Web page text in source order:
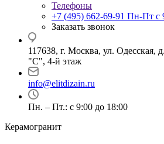
Телефоны
+7 (495) 662-69-91 Пн-Пт c
Заказать звонок
117638, г. Москва, ул.
"С", 4-й этаж
info@elitdizain.ru
Пн. – Пт.: с 9:00 до 18:00
Керамогранит